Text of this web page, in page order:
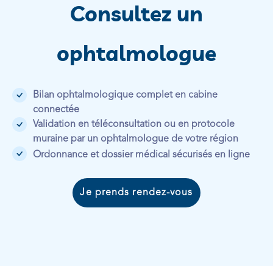
Consultez un
ophtalmologue
Bilan ophtalmologique complet en cabine
connectée
Validation en téléconsultation ou en protocole
muraine par un ophtalmologue de votre région
Ordonnance et dossier médical sécurisés en ligne
Je prends rendez-vous